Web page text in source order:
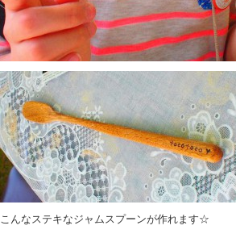
こんなステキなジャムスプーンが作れます☆